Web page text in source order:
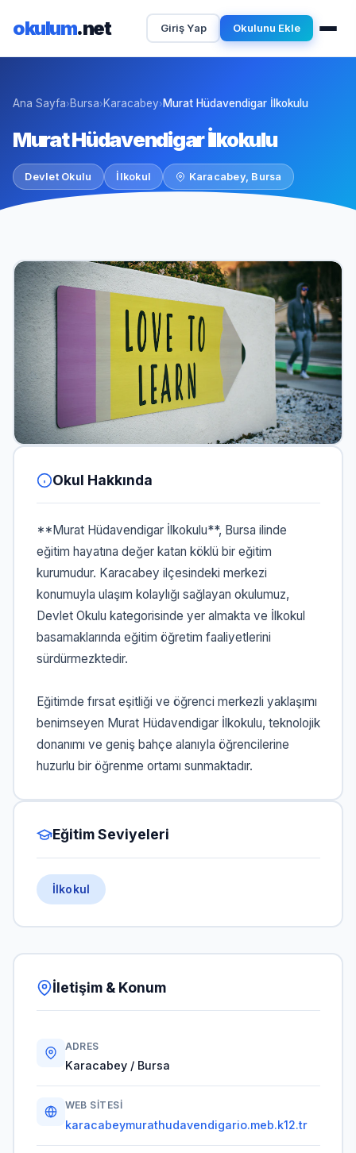
okulum.net Giriş Yap Okulunu Ekle
Ana Sayfa› Bursa› Karacabey› Murat Hüdavendigar İlkokulu
Murat Hüdavendigar İlkokulu
Devlet Okulu İlkokul Karacabey, Bursa
Okul Hakkında
**Murat Hüdavendigar İlkokulu**, Bursa ilinde
eğitim hayatına değer katan köklü bir eğitim
kurumudur. Karacabey ilçesindeki merkezi
konumuyla ulaşım kolaylığı sağlayan okulumuz,
Devlet Okulu kategorisinde yer almakta ve İlkokul
basamaklarında eğitim öğretim faaliyetlerini
sürdürmezktedir.
Eğitimde fırsat eşitliği ve öğrenci merkezli yaklaşımı
benimseyen Murat Hüdavendigar İlkokulu, teknolojik
donanımı ve geniş bahçe alanıyla öğrencilerine
huzurlu bir öğrenme ortamı sunmaktadır.
Eğitim Seviyeleri
İlkokul
İletişim & Konum
ADRES
Karacabey / Bursa
WEB SITESI
karacabeymurathudavendigario.meb.k12.tr